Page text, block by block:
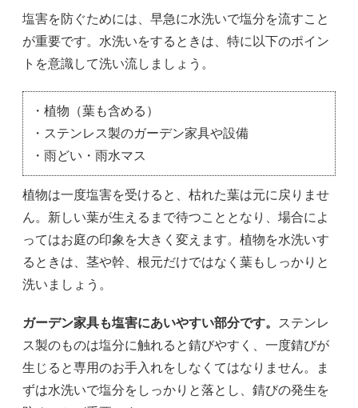
塩害を防ぐためには、早急に水洗いで塩分を流すこと
が重要です。水洗いをするときは、特に以下のポイン
トを意識して洗い流しましょう。
・植物（葉も含める）
・ステンレス製のガーデン家具や設備
・雨どい・雨水マス
植物は一度塩害を受けると、枯れた葉は元に戻りませ
ん。新しい葉が生えるまで待つこととなり、場合によ
ってはお庭の印象を大きく変えます。植物を水洗いす
るときは、茎や幹、根元だけではなく葉もしっかりと
洗いましょう。
ガーデン家具も塩害にあいやすい部分です。
ステンレ
ス製のものは塩分に触れると錆びやすく、一度錆びが
生じると専用のお手入れをしなくてはなりません。ま
ずは水洗いで塩分をしっかりと落とし、錆びの発生を